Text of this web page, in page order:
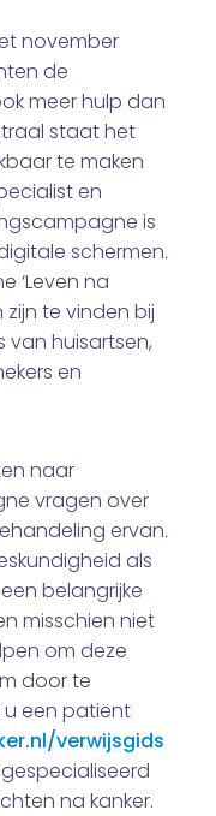
november
de
meer hulp dan
staat het
te maken
en
is
schermen.
‘Leven na
zijn te vinden bij
van huisartsen,
en
naar
vragen over
ervan.
als
belangrijke
misschien niet
om deze
door te
u een patiënt
verwijsgids
na kanker.